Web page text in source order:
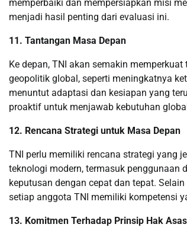
memperbaiki dan mempersiapkan misi
menjadi hasil penting dari evaluasi ini.
11. Tantangan Masa Depan
Ke depan, TNI akan semakin
geopolitik global, seperti meningkatnya
menuntut adaptasi dan kesiapan yang
proaktif untuk menjawab kebutuhan
12. Rencana Strategi untuk Masa Depan
TNI perlu memiliki rencana strategi yang
teknologi modern, termasuk penggunaan
keputusan dengan cepat dan tepat.
setiap anggota TNI memiliki kompetensi
13. Komitmen Terhadap Prinsip Hak